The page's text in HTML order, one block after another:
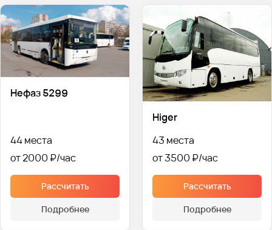
Нефаз 5299
44 места
от 2000 ₽
Рассчитать
Подробнее
Higer
43 места
от 3500 ₽
Рассчитать
Подробнее